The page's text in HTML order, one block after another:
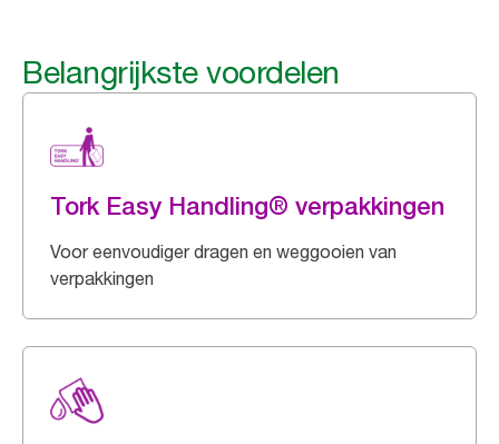
Belangrijkste voordelen
Tork Easy Handling® verpakkingen
Voor eenvoudiger dragen en weggooien van
verpakkingen